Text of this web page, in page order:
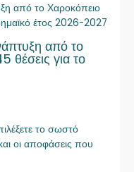
από το
θέσεις για το